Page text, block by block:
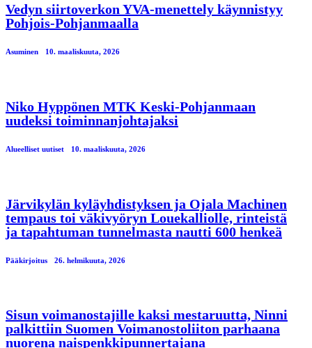
Vedyn siirtoverkon YVA-menettely käynnistyy
Pohjois-Pohjanmaalla
Asuminen 10. maaliskuuta, 2026
Niko Hyppönen MTK Keski-Pohjanmaan
uudeksi toiminnanjohtajaksi
Alueelliset uutiset 10. maaliskuuta, 2026
Järvikylän kyläyhdistyksen ja Ojala Machinen
tempaus toi väkivyöryn Louekalliolle, rinteistä
ja tapahtuman tunnelmasta nautti 600 henkeä
Pääkirjoitus 26. helmikuuta, 2026
Sisun voimanostajille kaksi mestaruutta, Ninni
palkittiin Suomen Voimanostoliiton parhaana
nuorena naispenkkipunnertajana